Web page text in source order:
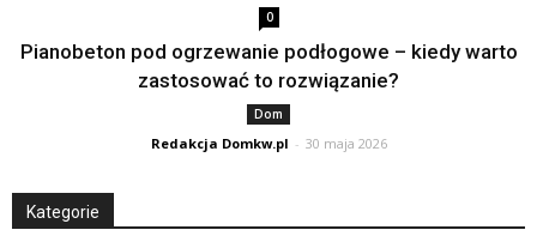
0
Pianobeton pod ogrzewanie podłogowe – kiedy warto
zastosować to rozwiązanie?
Dom
Redakcja Domkw.pl - 30 maja 2026
Kategorie